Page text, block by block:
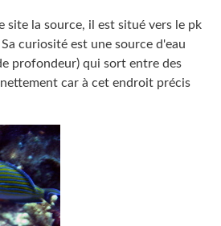
site la source, il est situé vers le pk
curiosité est une source d'eau
profondeur) qui sort entre des
car à cet endroit précis